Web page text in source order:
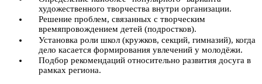
художественного творчества внутри организации.
Решение проблем, связанных с творческим
времяпровождением детей (подростков).
Установка роли школ (кружков, секций, гимназий), когда
дело касается формирования увлечений у молодёжи.
Подбор рекомендаций относительно развития досуга в
рамках региона.